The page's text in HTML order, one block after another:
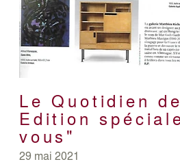
Le Quotidien
Edition
vous"
29 mai 2021